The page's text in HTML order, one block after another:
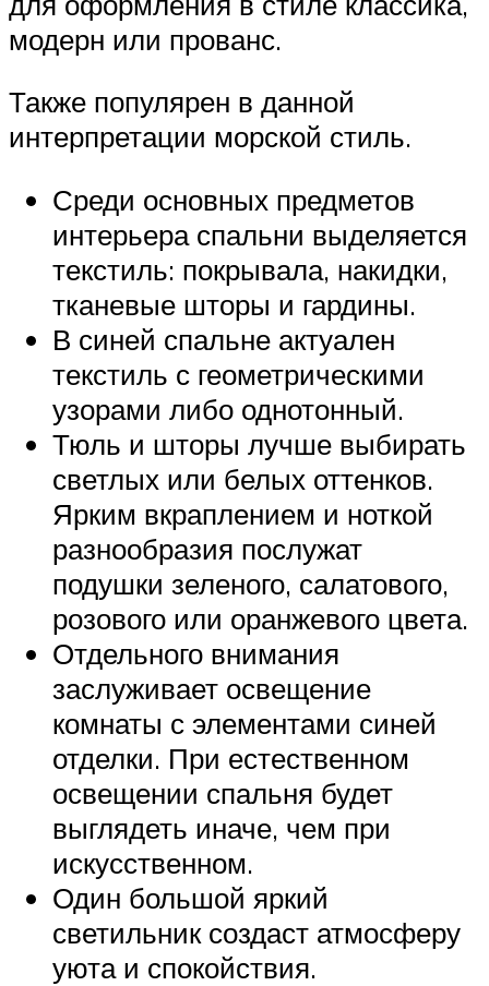
модерн или прованс.
Также популярен в данной
интерпретации морской стиль.
Среди основных предметов
интерьера спальни выделяется
текстиль: покрывала, накидки,
тканевые шторы и гардины.
В синей спальне актуален
текстиль с геометрическими
узорами либо однотонный.
Тюль и шторы лучше выбирать
светлых или белых оттенков.
Ярким вкраплением и ноткой
разнообразия послужат
подушки зеленого, салатового,
розового или оранжевого цвета.
Отдельного внимания
заслуживает освещение
комнаты с элементами синей
отделки. При естественном
освещении спальня будет
выглядеть иначе, чем при
искусственном.
Один большой яркий
светильник создаст атмосферу
уюта и спокойствия.